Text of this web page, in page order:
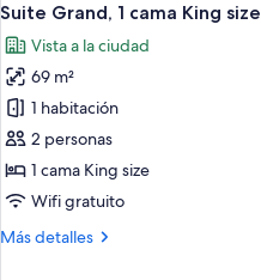
Suite Grand, 1 cama King size
Vista a la ciudad
69 m²
1 habitación
2 personas
1 cama King size
Wifi gratuito
Más detalles
Más